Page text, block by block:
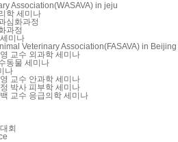
Association(WASAVA) in jeju
학 세미나
심화과정
과정
미나
Veterinary Association(FASAVA) in Beijing
교수 외과학 세미나
동물 세미나
나
교수 안과학 세미나
박사 피부학 세미나
교수 응급의학 세미나
회